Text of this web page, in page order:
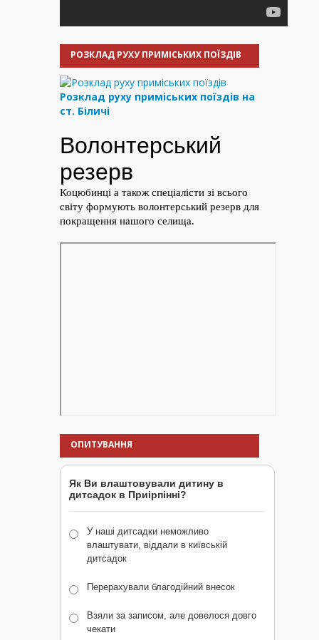
РОЗКЛАД РУХУ ПРИМІСЬКИХ ПОЇЗДІВ
Розклад руху приміських поїздів на
ст. Біличі
ОПИТУВАННЯ
Як Ви влаштовували дитину в
дитсадок в Приірпінні?
У наші дитсадки неможливо
влаштувати, віддали в київській
дитсадок
Перерахували благодійний внесок
Взяли за записом, але довелося довго
чекати